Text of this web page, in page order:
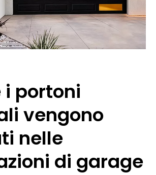
i portoni
vengono
nelle
di garage